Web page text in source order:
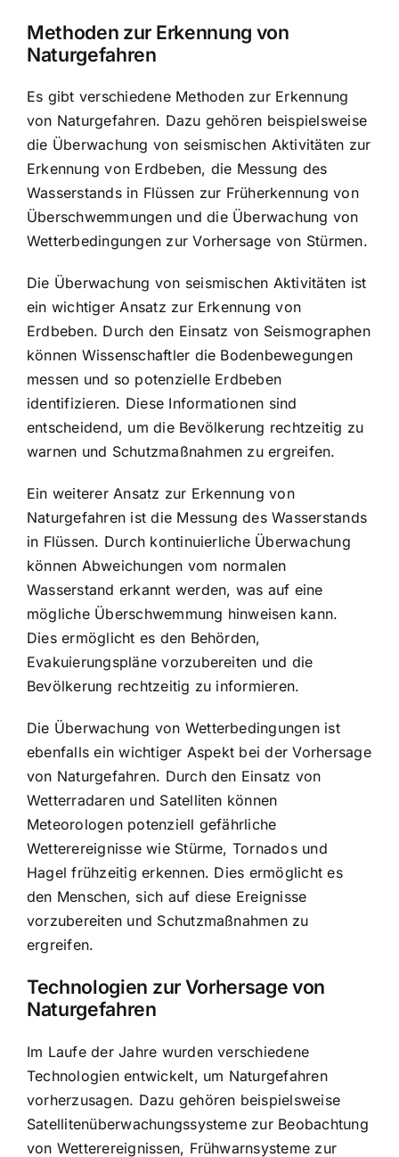
Methoden zur Erkennung von
Naturgefahren
Es gibt verschiedene Methoden zur Erkennung
von Naturgefahren. Dazu gehören beispielsweise
die Überwachung von seismischen Aktivitäten zur
Erkennung von Erdbeben, die Messung des
Wasserstands in Flüssen zur Früherkennung von
Überschwemmungen und die Überwachung von
Wetterbedingungen zur Vorhersage von Stürmen.
Die Überwachung von seismischen Aktivitäten ist
ein wichtiger Ansatz zur Erkennung von
Erdbeben. Durch den Einsatz von Seismographen
können Wissenschaftler die Bodenbewegungen
messen und so potenzielle Erdbeben
identifizieren. Diese Informationen sind
entscheidend, um die Bevölkerung rechtzeitig zu
warnen und Schutzmaßnahmen zu ergreifen.
Ein weiterer Ansatz zur Erkennung von
Naturgefahren ist die Messung des Wasserstands
in Flüssen. Durch kontinuierliche Überwachung
können Abweichungen vom normalen
Wasserstand erkannt werden, was auf eine
mögliche Überschwemmung hinweisen kann.
Dies ermöglicht es den Behörden,
Evakuierungspläne vorzubereiten und die
Bevölkerung rechtzeitig zu informieren.
Die Überwachung von Wetterbedingungen ist
ebenfalls ein wichtiger Aspekt bei der Vorhersage
von Naturgefahren. Durch den Einsatz von
Wetterradaren und Satelliten können
Meteorologen potenziell gefährliche
Wetterereignisse wie Stürme, Tornados und
Hagel frühzeitig erkennen. Dies ermöglicht es
den Menschen, sich auf diese Ereignisse
vorzubereiten und Schutzmaßnahmen zu
ergreifen.
Technologien zur Vorhersage von
Naturgefahren
Im Laufe der Jahre wurden verschiedene
Technologien entwickelt, um Naturgefahren
vorherzusagen. Dazu gehören beispielsweise
Satellitenüberwachungssysteme zur Beobachtung
von Wetterereignissen, Frühwarnsysteme zur